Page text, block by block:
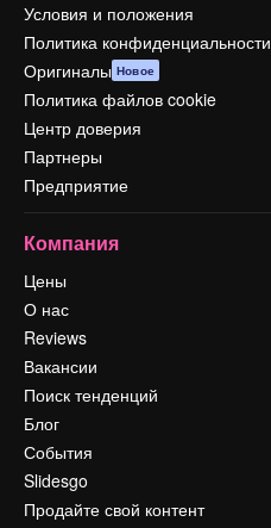
Условия и положения
Политика конфиденциальности
Оригиналы Новое
Политика файлов cookie
Центр доверия
Партнеры
Предприятие
Компания
Цены
О нас
Reviews
Вакансии
Поиск тенденций
Блог
События
Slidesgo
Продайте свой контент